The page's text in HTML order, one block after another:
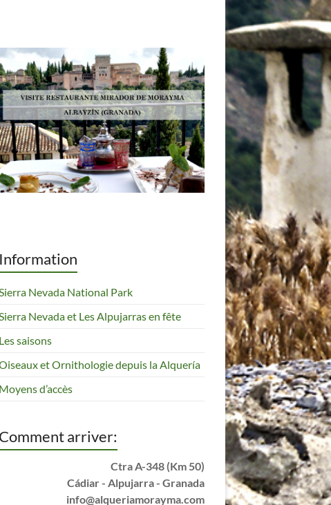
Information
Nevada National Park
Nevada et Les Alpujarras en fête
Les saisons
et Ornithologie depuis la Alquería
Moyens d’accès
Comment arriver:
Ctra A-348 (Km 50)
Cádiar - Alpujarra - Granada
info@alqueriamorayma.com